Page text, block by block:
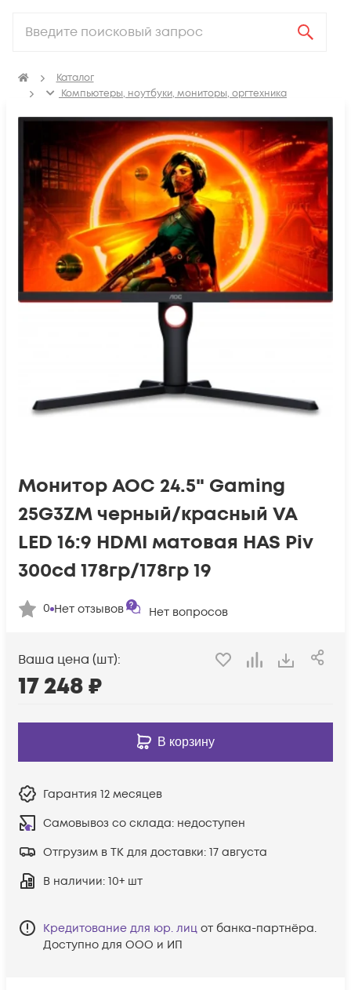
Каталог
Компьютеры, ноутбуки, мониторы, оргтехника
Монитор AOC 24.5" Gaming
25G3ZM черный/красный VA
LED 16:9 HDMI матовая HAS Piv
300cd 178гр/178гр 19
0 Нет отзывов Нет вопросов
Ваша цена (шт):
17 248₽
В корзину
Гарантия 12 месяцев
Самовывоз со склада: недоступен
Отгрузим в ТК для доставки: 17 августа
В наличии: 10+ шт
Кредитование для юр. лиц от банка-партнёра.
Доступно для ООО и ИП